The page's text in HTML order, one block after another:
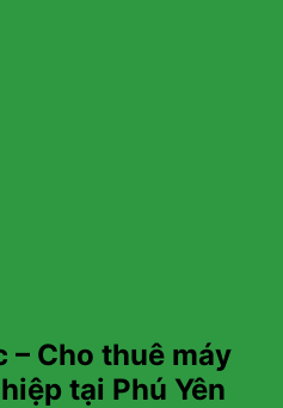
– Cho thuê máy
tại Phú Yên